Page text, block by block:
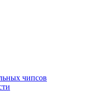
чипсов